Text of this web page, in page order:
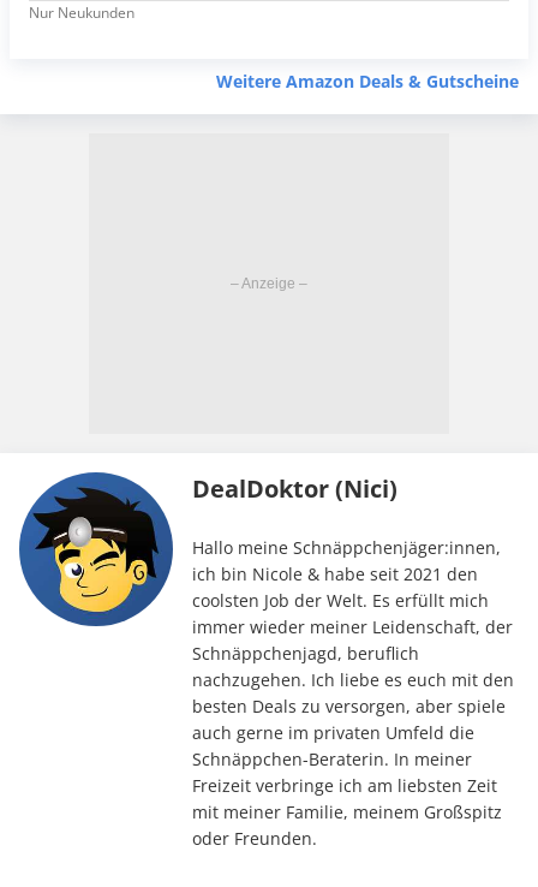
Nur Neukunden
Weitere Amazon Deals & Gutscheine
DealDoktor (Nici)
Hallo meine Schnäppchenjäger:innen,
ich bin Nicole & habe seit 2021 den
coolsten Job der Welt. Es erfüllt mich
immer wieder meiner Leidenschaft, der
Schnäppchenjagd, beruflich
nachzugehen. Ich liebe es euch mit den
besten Deals zu versorgen, aber spiele
auch gerne im privaten Umfeld die
Schnäppchen-Beraterin. In meiner
Freizeit verbringe ich am liebsten Zeit
mit meiner Familie, meinem Großspitz
oder Freunden.